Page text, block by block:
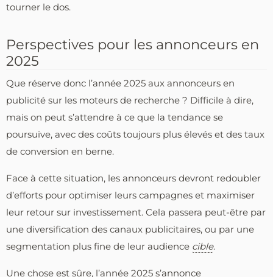
tourner le dos.
Perspectives pour les annonceurs en
2025
Que réserve donc l’année 2025 aux annonceurs en
publicité sur les moteurs de recherche ? Difficile à dire,
mais on peut s’attendre à ce que la tendance se
poursuive, avec des coûts toujours plus élevés et des taux
de conversion en berne.
Face à cette situation, les annonceurs devront redoubler
d’efforts pour optimiser leurs campagnes et maximiser
leur retour sur investissement. Cela passera peut-être par
une diversification des canaux publicitaires, ou par une
segmentation plus fine de leur audience cible.
Une chose est sûre, l’année 2025 s’annonce